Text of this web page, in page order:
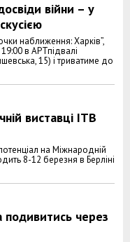
війни – у
наближення: Харків”,
в АРТпідвалі
15) і триватиме до
виставці ITB
на Міжнародній
8-12 березня в Берліні
через